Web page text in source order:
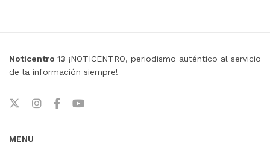
Noticentro 13 ¡NOTICENTRO, periodismo auténtico al servicio
de la información siempre!
MENU